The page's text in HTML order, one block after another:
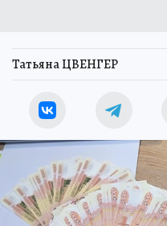
Татьяна ЦВЕНГЕР